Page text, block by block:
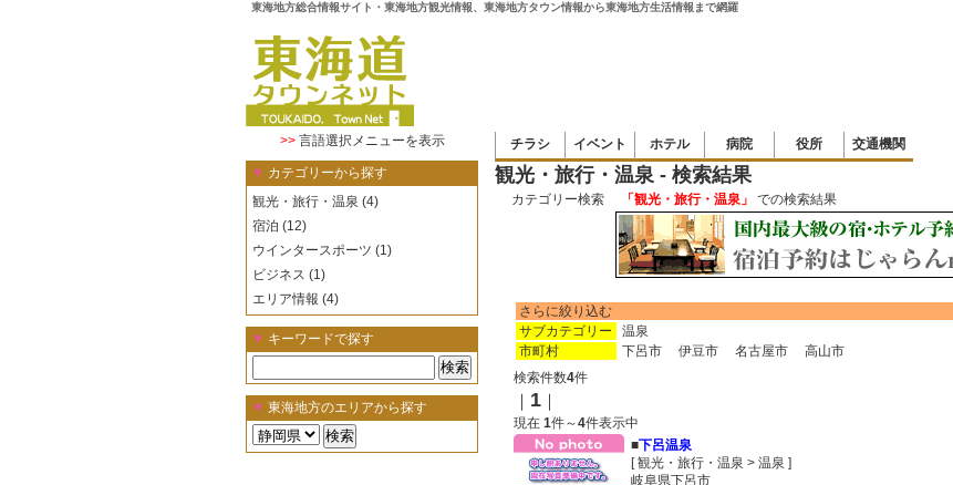
東海地方総合情報サイト・東海地方観光情報、東海地方タウン情報から東海地方生活情報まで網羅
>>言語選択メニューを表示
▼ カテゴリーから探す
観光・旅行・温泉 (4)
宿泊 (12)
ウインタースポーツ (1)
ビジネス (1)
エリア情報 (4)
▼ キーワードで探す
▼ 東海地方のエリアから探す
チラシ イベント ホテル 病院 役所 交通機関
観光・旅行・温泉 - 検索結果
カテゴリー検索 「観光・旅行・温泉」 での検索結果
さらに絞り込む
サブカテゴリー
温泉
市町村
下呂市 伊豆市 名古屋市
高山市
検索件数4件
｜ 1 ｜
現在 1件～4件表示中
■下呂温泉
[ 観光・旅行・温泉 > 温泉 ]
岐阜県下呂市